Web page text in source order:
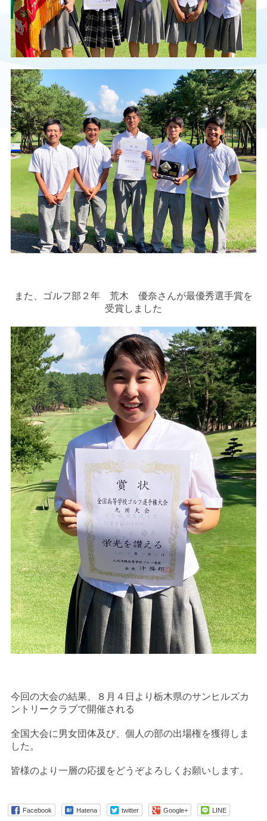
また、ゴルフ部２年 荒木 優奈さんが最優秀選手賞を
受賞しました
今回の大会の結果、８月４日より栃木県のサンヒルズカ
ントリークラブで開催される
全国大会に男女団体及び、個人の部の出場権を獲得しま
した。
皆様のより一層の応援をどうぞよろしくお願いします。
Facebook Hatena twitter Google+ LINE